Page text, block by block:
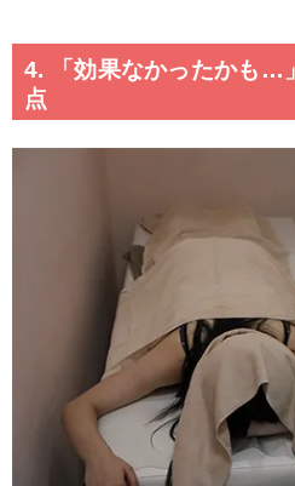
4. 「効果なかったかも…
点